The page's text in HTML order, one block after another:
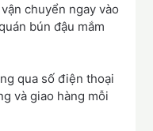
chuyển ngay vào
bún đậu mắm
qua số điện thoại
và giao hàng mỗi